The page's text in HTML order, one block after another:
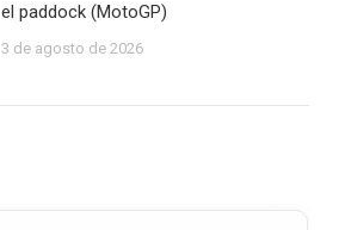
el paddock (MotoGP)
3 de agosto de 2026